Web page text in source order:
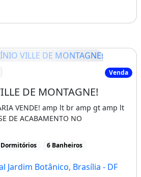
VILLE DE MONTAGNE! Venda
DE MONTAGNE!
VENDE! amp lt br amp gt amp lt
DE ACABAMENTO NO
Dormitórios 6 Banheiros
Jardim Botânico, Brasília - DF